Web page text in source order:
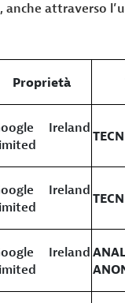
anche attraverso
Proprietà
Ireland
Ireland
Ireland